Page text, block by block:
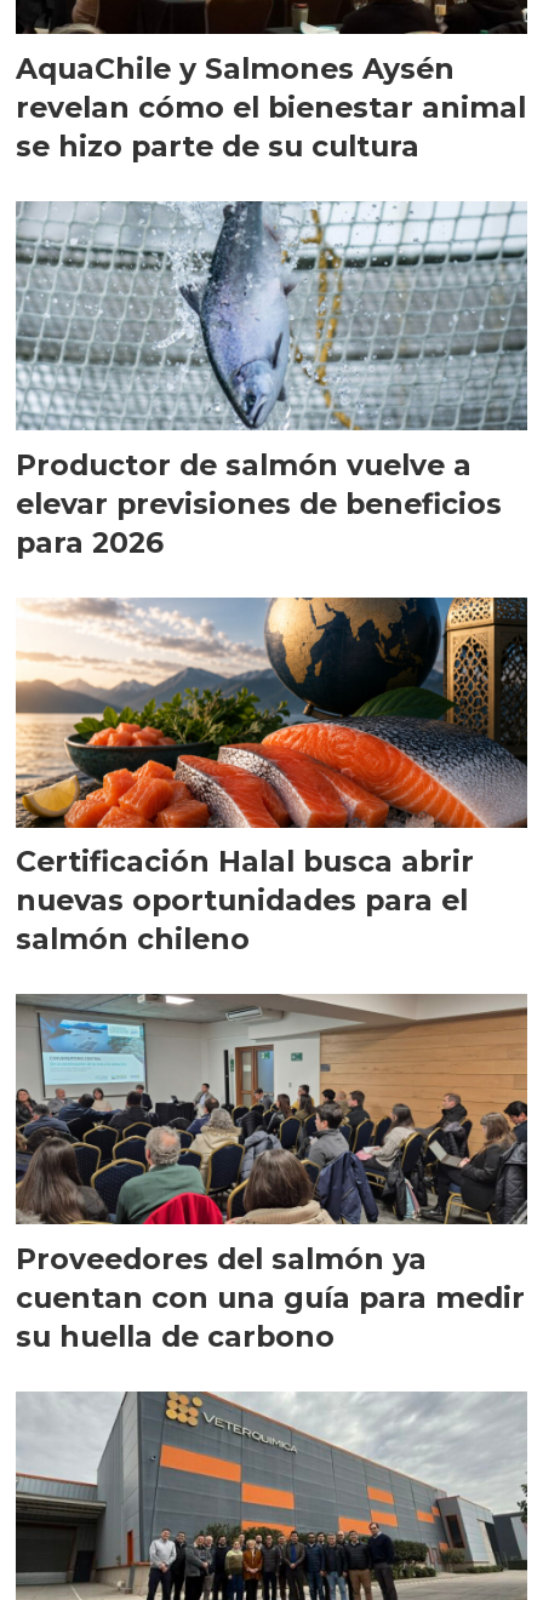
AquaChile y Salmones Aysén
revelan cómo el bienestar animal
se hizo parte de su cultura
Productor de salmón vuelve a
elevar previsiones de beneficios
para 2026
Certificación Halal busca abrir
nuevas oportunidades para el
salmón chileno
Proveedores del salmón ya
cuentan con una guía para medir
su huella de carbono